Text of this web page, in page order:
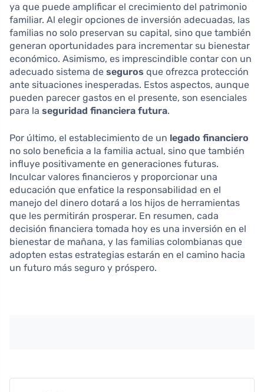
ya que puede amplificar el crecimiento del patrimonio
familiar. Al elegir opciones de inversión adecuadas, las
familias no solo preservan su capital, sino que también
generan oportunidades para incrementar su bienestar
económico. Asimismo, es imprescindible contar con un
adecuado sistema de seguros que ofrezca protección
ante situaciones inesperadas. Estos aspectos, aunque
pueden parecer gastos en el presente, son esenciales
para la seguridad financiera futura.
Por último, el establecimiento de un legado financiero
no solo beneficia a la familia actual, sino que también
influye positivamente en generaciones futuras.
Inculcar valores financieros y proporcionar una
educación que enfatice la responsabilidad en el
manejo del dinero dotará a los hijos de herramientas
que les permitirán prosperar. En resumen, cada
decisión financiera tomada hoy es una inversión en el
bienestar de mañana, y las familias colombianas que
adopten estas estrategias estarán en el camino hacia
un futuro más seguro y próspero.